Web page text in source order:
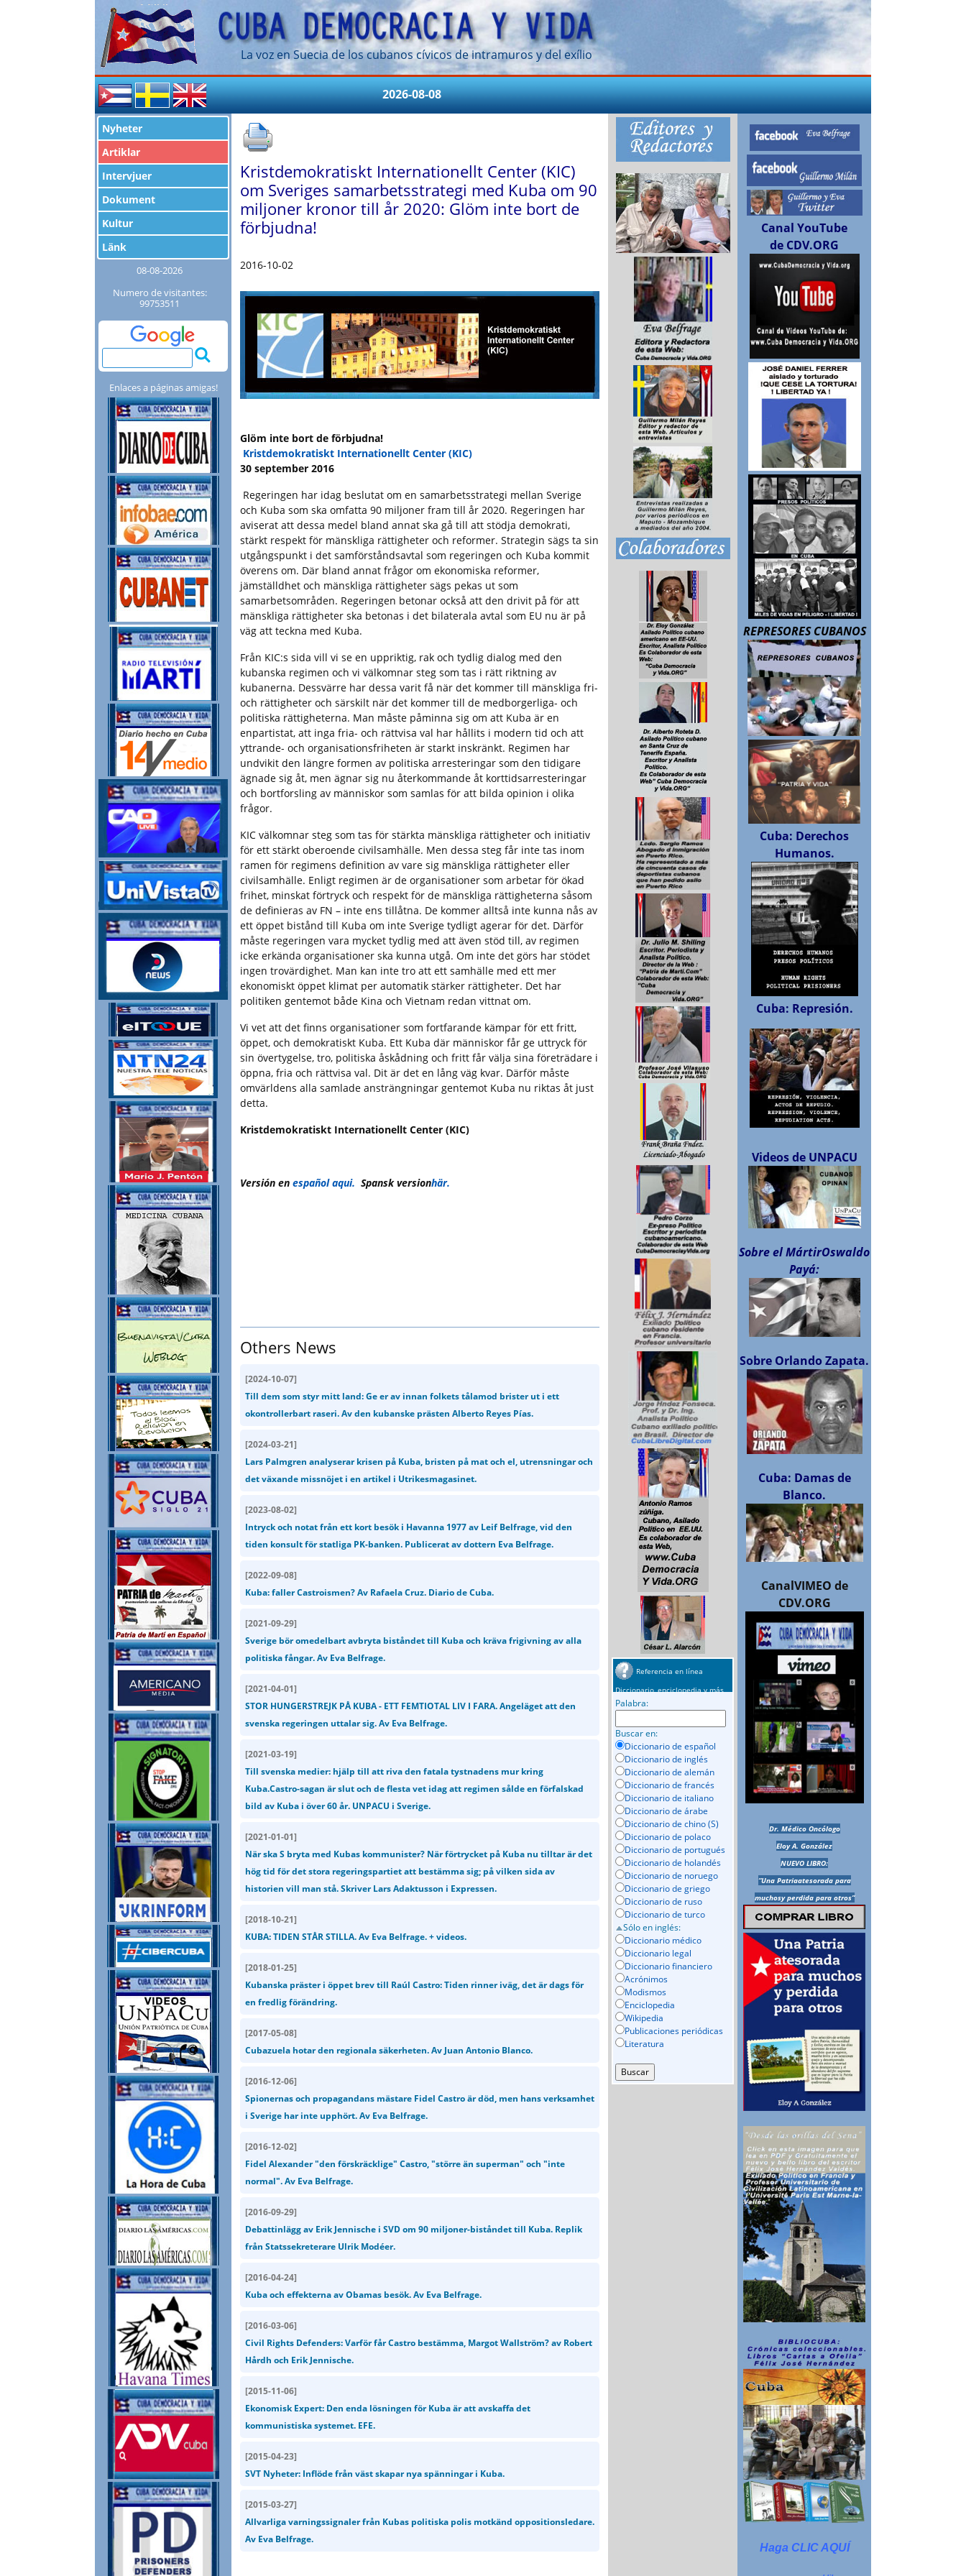
La voz en Suecia de los cubanos cívicos de intramuros y del exílio
2026-08-08
Nyheter
Artiklar
Intervjuer
Dokument
Kultur
Länk
08-08-2026
Numero de visitantes:
99753511
Enlaces a páginas amigas!
Kristdemokratiskt Internationellt Center (KIC)
om Sveriges samarbetsstrategi med Kuba om 90
miljoner kronor till år 2020: Glöm inte bort de
förbjudna!
2016-10-02
Glöm inte bort de förbjudna!
Kristdemokratiskt Internationellt Center (KIC)
30 september 2016
Regeringen har idag beslutat om en samarbetsstrategi mellan Sverige
och Kuba som ska omfatta 90 miljoner fram till år 2020. Regeringen har
aviserat att dessa medel bland annat ska gå till att stödja demokrati,
stärkt respekt för mänskliga rättigheter och reformer. Strategin sägs ta sin
utgångspunkt i det samförståndsavtal som regeringen och Kuba kommit
överens om. Där bland annat frågor om ekonomiska reformer,
jämställdhet och mänskliga rättigheter sägs pekas ut som
samarbetsområden. Regeringen betonar också att den drivit på för att
mänskliga rättigheter ska betonas i det bilaterala avtal som EU nu är på
väg att teckna med Kuba.
Från KIC:s sida vill vi se en uppriktig, rak och tydlig dialog med den
kubanska regimen och vi välkomnar steg som tas i rätt riktning av
kubanerna. Dessvärre har dessa varit få när det kommer till mänskliga fri-
och rättigheter och särskilt när det kommer till de medborgerliga- och
politiska rättigheterna. Man måste påminna sig om att Kuba är en
enpartistat, att inga fria- och rättvisa val har hållits i modern tid och att
yttrande- och organisationsfriheten är starkt inskränkt. Regimen har
undvikit den längre formen av politiska arresteringar som den tidigare
ägnade sig åt, men ägnar sig nu återkommande åt korttidsarresteringar
och bortforsling av människor som samlas för att bilda opinion i olika
frågor.
KIC välkomnar steg som tas för stärkta mänskliga rättigheter och initiativ
för ett stärkt oberoende civilsamhälle. Men dessa steg får inte tas inom
ramen för regimens definition av vare sig mänskliga rättigheter eller
civilsamhälle. Enligt regimen är de organisationer som arbetar för ökad
frihet, minskat förtryck och respekt för de mänskliga rättigheterna såsom
de definieras av FN – inte ens tillåtna. De kommer alltså inte kunna nås av
ett öppet bistånd till Kuba om inte Sverige tydligt agerar för det. Därför
måste regeringen vara mycket tydlig med att även stöd till, av regimen
icke erkända organisationer ska kunna utgå. Om inte det görs har stödet
ingen trovärdighet. Man kan inte tro att ett samhälle med ett mer
ekonomiskt öppet klimat per automatik stärker rättigheter. Det har
politiken gentemot både Kina och Vietnam redan vittnat om.
Vi vet att det finns organisationer som fortfarande kämpar för ett fritt,
öppet, och demokratiskt Kuba. Ett Kuba där människor får ge uttryck för
sin övertygelse, tro, politiska åskådning och fritt får välja sina företrädare i
öppna, fria och rättvisa val. Dit är det en lång väg kvar. Därför måste
omvärldens alla samlade ansträngningar gentemot Kuba nu riktas åt just
detta.
Kristdemokratiskt Internationellt Center (KIC)
Versión en español aqui. Spansk versionhär.
Others News
[2024-10-07]
Till dem som styr mitt land: Ge er av innan folkets tålamod brister ut i ett
okontrollerbart raseri. Av den kubanske prästen Alberto Reyes Pías.
[2024-03-21]
Lars Palmgren analyserar krisen på Kuba, bristen på mat och el, utrensningar och
det växande missnöjet i en artikel i Utrikesmagasinet.
[2023-08-02]
Intryck och notat från ett kort besök i Havanna 1977 av Leif Belfrage, vid den
tiden konsult för statliga PK-banken. Publicerat av dottern Eva Belfrage.
[2022-09-08]
Kuba: faller Castroismen? Av Rafaela Cruz. Diario de Cuba.
[2021-09-29]
Sverige bör omedelbart avbryta biståndet till Kuba och kräva frigivning av alla
politiska fångar. Av Eva Belfrage.
[2021-04-01]
STOR HUNGERSTREJK PÅ KUBA - ETT FEMTIOTAL LIV I FARA. Angeläget att den
svenska regeringen uttalar sig. Av Eva Belfrage.
[2021-03-19]
Till svenska medier: hjälp till att riva den fatala tystnadens mur kring
Kuba.Castro-sagan är slut och de flesta vet idag att regimen sålde en förfalskad
bild av Kuba i över 60 år. UNPACU i Sverige.
[2021-01-01]
När ska S bryta med Kubas kommunister? När förtrycket på Kuba nu tilltar är det
hög tid för det stora regeringspartiet att bestämma sig; på vilken sida av
historien vill man stå. Skriver Lars Adaktusson i Expressen.
[2018-10-21]
KUBA: TIDEN STÅR STILLA. Av Eva Belfrage. + videos.
[2018-01-25]
Kubanska präster i öppet brev till Raúl Castro: Tiden rinner iväg, det är dags för
en fredlig förändring.
[2017-05-08]
Cubazuela hotar den regionala säkerheten. Av Juan Antonio Blanco.
[2016-12-06]
Spionernas och propagandans mästare Fidel Castro är död, men hans verksamhet
i Sverige har inte upphört. Av Eva Belfrage.
[2016-12-02]
Fidel Alexander "den förskräcklige" Castro, "större än superman" och "inte
normal". Av Eva Belfrage.
[2016-09-29]
Debattinlägg av Erik Jennische i SVD om 90 miljoner-biståndet till Kuba. Replik
från Statssekreterare Ulrik Modéer.
[2016-04-24]
Kuba och effekterna av Obamas besök. Av Eva Belfrage.
[2016-03-06]
Civil Rights Defenders: Varför får Castro bestämma, Margot Wallström? av Robert
Hårdh och Erik Jennische.
[2015-11-06]
Ekonomisk Expert: Den enda lösningen för Kuba är att avskaffa det
kommunistiska systemet. EFE.
[2015-04-23]
SVT Nyheter: Inflöde från väst skapar nya spänningar i Kuba.
[2015-03-27]
Allvarliga varningssignaler från Kubas politiska polis motkänd oppositionsledare.
Av Eva Belfrage.
Referencia en línea
Diccionario, enciclopedia y más
Palabra:
Buscar en:
Diccionario de español
Diccionario de inglés
Diccionario de alemán
Diccionario de francés
Diccionario de italiano
Diccionario de árabe
Diccionario de chino (S)
Diccionario de polaco
Diccionario de portugués
Diccionario de holandés
Diccionario de noruego
Diccionario de griego
Diccionario de ruso
Diccionario de turco
Sólo en inglés:
Diccionario médico
Diccionario legal
Diccionario financiero
Acrónimos
Modismos
Enciclopedia
Wikipedia
Publicaciones periódicas
Literatura
Canal YouTube
de CDV.ORG
REPRESORES CUBANOS
Cuba: Derechos
Humanos.
Cuba: Represión.
Videos de UNPACU
Sobre el MártirOswaldo
Payá:
Sobre Orlando Zapata.
Cuba: Damas de
Blanco.
CanalVIMEO de
CDV.ORG
Dr. Médico Oncólogo
Eloy A. González
NUEVO LIBRO:
“Una Patriaatesorada para
muchosy perdida para otros”
Haga CLIC AQUÍ